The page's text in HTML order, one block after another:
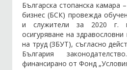
Социален диалог
Дейности
Българска стопанска камара
бизнес (БСК) провежда
и служители за 2020 г.
осигуряване на
на труд (ЗБУТ), съгласно
България
финансирано от Фонд